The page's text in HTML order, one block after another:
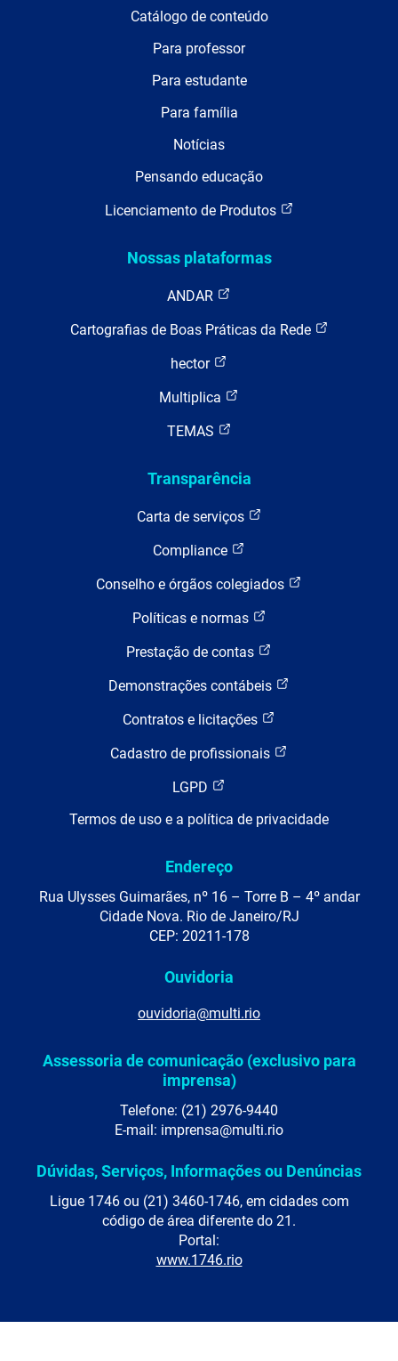
Catálogo de conteúdo
Para professor
Para estudante
Para família
Notícias
Pensando educação
Licenciamento de Produtos
Nossas plataformas
ANDAR
Cartografias de Boas Práticas da Rede
hector
Multiplica
TEMAS
Transparência
Carta de serviços
Compliance
Conselho e órgãos colegiados
Políticas e normas
Prestação de contas
Demonstrações contábeis
Contratos e licitações
Cadastro de profissionais
LGPD
Termos de uso e a política de privacidade
Endereço
Rua Ulysses Guimarães, nº 16 – Torre B – 4º andar
Cidade Nova. Rio de Janeiro/RJ
CEP: 20211-178
Ouvidoria
ouvidoria@multi.rio
Assessoria de comunicação (exclusivo para
imprensa)
Telefone: (21) 2976-9440
E-mail: imprensa@multi.rio
Dúvidas, Serviços, Informações ou Denúncias
Ligue 1746 ou (21) 3460-1746, em cidades com
código de área diferente do 21.
Portal:
www.1746.rio